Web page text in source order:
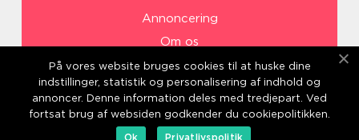
Annoncering
Om os
Cookies
Kontakt os
Sitemap
På vores website bruges cookies til at huske dine
indstillinger, statistik og personalisering af indhold og
annoncer. Denne information deles med tredjepart. Ved
fortsat brug af websiden godkender du cookiepolitikken.
Ok
Privatlivspolitik